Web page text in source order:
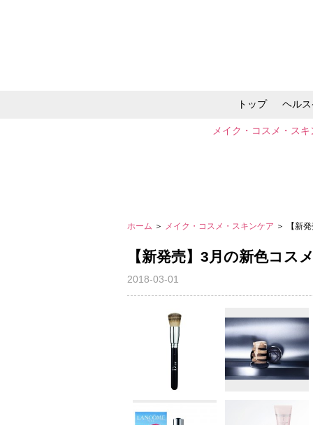
トップ ヘル
メイク・コスメ・ス
ホーム ＞ メイク・コスメ・スキンケア ＞ 【新
【新発売】3月の新色コス
2018-03-01